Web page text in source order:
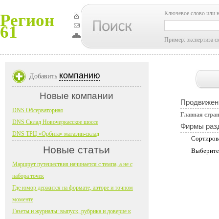
Регион
61
Ключевое слово или
Пример: экспертиза
Главная
Фирмы
Добавить компанию
Новые компании
DNS Обсерваторная
DNS Склад Новочеркасское шоссе
DNS ТРЦ «Орбита» магазин-склад
Новые статьи
Маршрут путешествия начинается с темпа, а не с
набора точек
Где юмор держится на формате, авторе и точном
моменте
Газеты и журналы: выпуск, рубрика и доверие к